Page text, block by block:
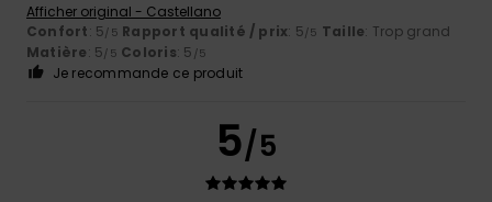
Afficher original - Castellano
Confort: 5/5 Rapport qualité / prix: 5/5 Taille: Trop grand
Matière: 5/5 Coloris: 5 /5
Je recommande ce produit
5/5